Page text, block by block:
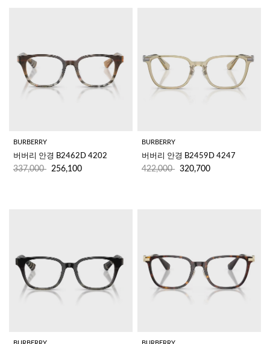
BURBERRY
버버리 안경 B2462D 4202
337,000 256,100
BURBERRY
버버리 안경 B2459D 4247
422,000 320,700